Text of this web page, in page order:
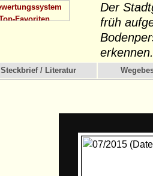
Der
früh
erkennen.
Steckbrief / Literatur